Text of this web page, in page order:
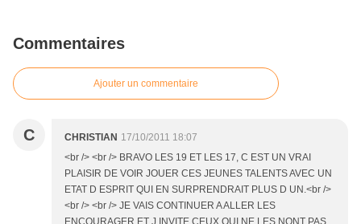
Commentaires
Ajouter un commentaire
C CHRISTIAN 17/10/2011 18:07
<br /> <br /> BRAVO LES 19 ET LES 17, C EST UN VRAI
PLAISIR DE VOIR JOUER CES JEUNES TALENTS AVEC UN
ETAT D ESPRIT QUI EN SURPRENDRAIT PLUS D UN.<br />
<br /> <br /> JE VAIS CONTINUER A ALLER LES
ENCOURAGER ET J INVITE CEUX QUI NE LES NONT PAS